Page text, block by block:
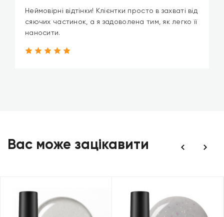
Неймовірні відтінки! Клієнтки просто в захваті від
сяючих частинок, а я задоволена тим, як легко її
наносити.
Вас може зацікавити